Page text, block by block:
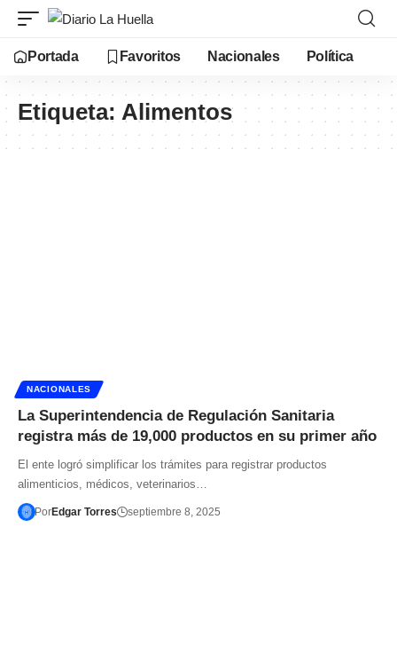
Portada Favoritos Nacionales Política
Etiqueta: Alimentos
NACIONALES
La Superintendencia de Regulación Sanitaria
registra más de 19,000 productos en su primer año
El ente logró simplificar los trámites para registrar productos
alimenticios, médicos, veterinarios…
PorEdgar Torres septiembre 8, 2025